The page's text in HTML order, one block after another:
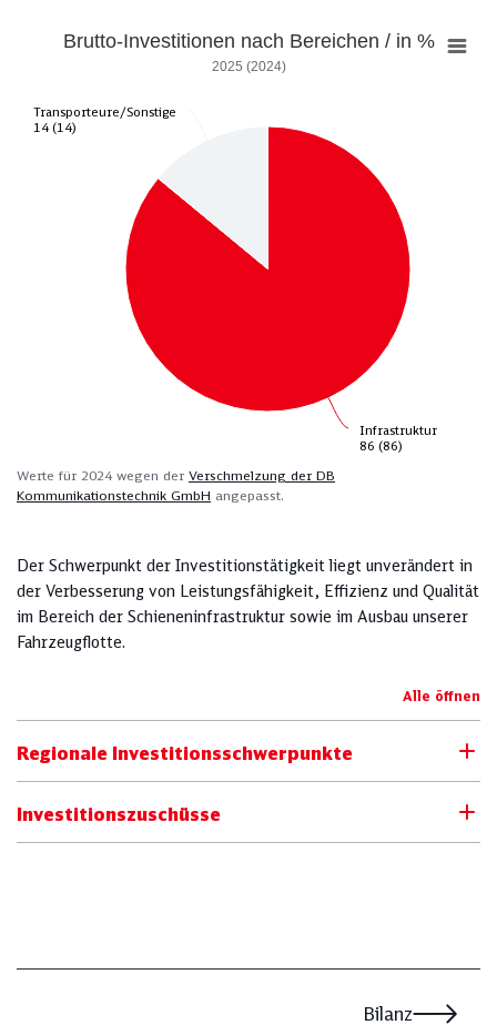
Infrastruktur
86 (86)
Infrastruktur
86 (86)
Transporteure/Sonstige
14 (14)
Transporteure/Sonstige
14 (14)
Brutto-Investitionen nach Bereichen / in %
2025 (2024)
Werte für 2024 wegen der Verschmelzung der DB
Kommunikationstechnik GmbH angepasst.
Der Schwerpunkt der Investitionstätigkeit liegt unverändert in
der Verbesserung von Leistungsfähigkeit, Effizienz und Qualität
im Bereich der Schieneninfrastruktur sowie im Ausbau unserer
Fahrzeugflotte.
Alle öffnen
Regionale Investitionsschwerpunkte
Investitionszuschüsse
Bilanz